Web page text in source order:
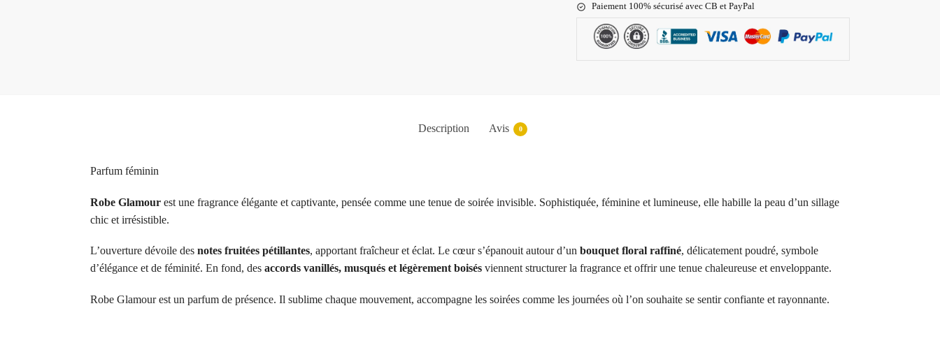
Paiement 100% sécurisé avec CB et PayPal
Description Avis 0
Parfum féminin
Robe Glamourest une fragrance élégante et captivante, pensée comme une tenue de soirée invisible. Sophistiquée, féminine et lumineuse, elle habille la peau d’un sillage
chic et irrésistible.
L’ouverture dévoile des notes fruitées pétillantes, apportant fraîcheur et éclat. Le cœur s’épanouit autour d’un bouquet floral raffiné, délicatement poudré, symbole
d’élégance et de féminité. En fond, des accords vanillés, musqués et légèrement boisésviennent structurer la fragrance et offrir une tenue chaleureuse et enveloppante.
Robe Glamour est un parfum de présence. Il sublime chaque mouvement, accompagne les soirées comme les journées où l’on souhaite se sentir confiante et rayonnante.